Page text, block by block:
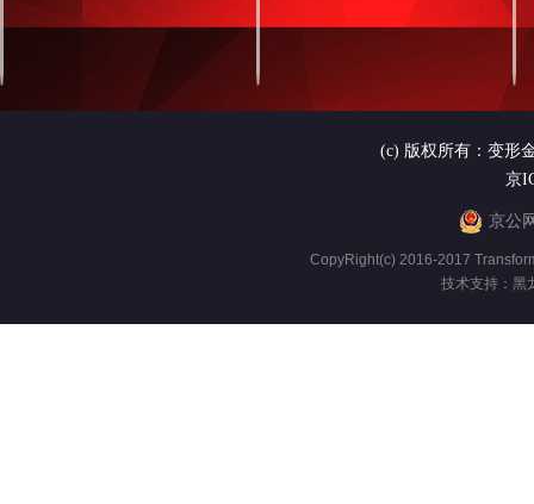
(c) 版权所有：变形
京
京公
CopyRight(c) 2016-2017
技术支持：黑